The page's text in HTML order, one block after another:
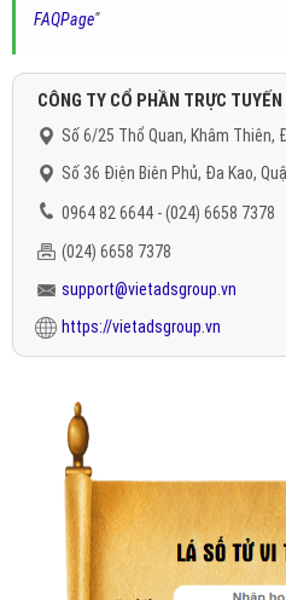
FAQPage"
CÔNG TY CỔ PHẦN TRỰC
Số 6/25 Thổ Quan, Khâm Thiên,
Số 36 Điện Biên Phủ, Đa Kao,
0964 82 6644 - (024) 6658 7378
(024) 6658 7378
support@vietadsgroup.vn
https://vietadsgroup.vn